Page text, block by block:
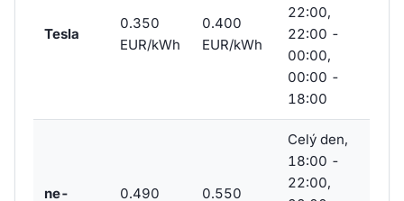
Tesla
0.350
EUR/kWh
0.400
EUR/kWh
22:00,
22:00 -
00:00,
00:00 -
18:00
ne- 0.490 0.550
Celý den,
18:00 -
22:00,